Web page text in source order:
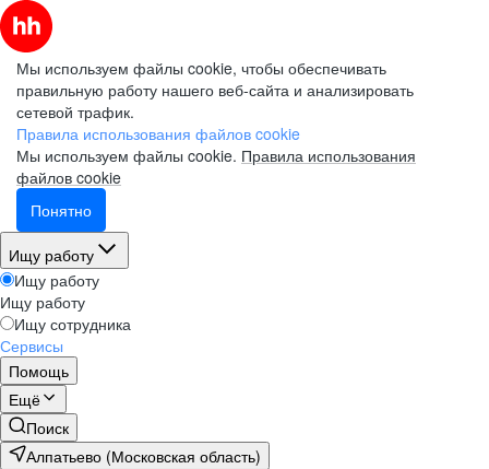
Мы используем файлы cookie, чтобы обеспечивать
правильную работу нашего веб-сайта и анализировать
сетевой трафик.
Правила использования файлов cookie
Мы используем файлы cookie. Правила использования
файлов cookie
Понятно
Ищу работу
Ищу работу
Ищу работу
Ищу сотрудника
Сервисы
Помощь
Ещё
Поиск
Алпатьево (Московская область)